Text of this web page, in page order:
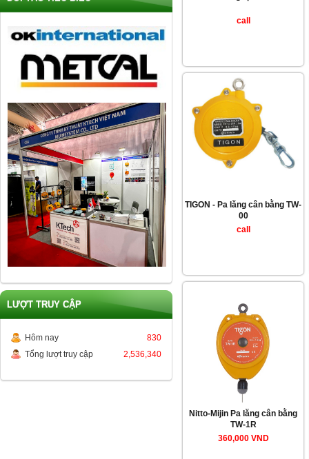
call
TIGON - Pa lăng cân bằng TW-
00
call
Nitto-Mijin Pa lăng cân bằng
TW-1R
360,000 VND
LƯỢT TRUY CẬP
Hôm nay
830
Tổng lượt truy cập
2,536,340